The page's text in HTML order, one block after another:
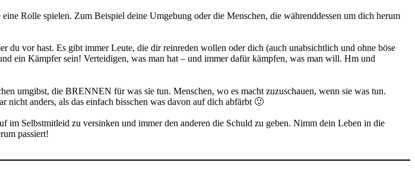
Rolle spielen. Zum Beispiel deine Umgebung oder die Menschen, die währenddessen um dich herum
vor hast. Es gibt immer Leute, die dir reinreden wollen oder dich (auch unabsichtlich und ohne böse
ein Kämpfer sein! Verteidigen, was man hat – und immer dafür kämpfen, was man will. Hm und
umgibst, die BRENNEN für was sie tun. Menschen, wo es macht zuzuschauen, wenn sie was tun.
anders, als das einfach bisschen was davon auf dich abfärbt 🙂
Selbstmitleid zu versinken und immer den anderen die Schuld zu geben. Nimm dein Leben in die
passiert!